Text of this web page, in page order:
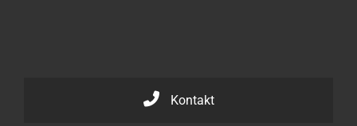
Kontakt